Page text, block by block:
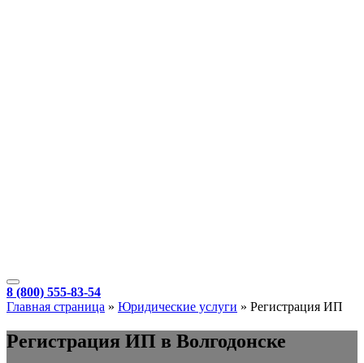
8 (800) 555-83-54
Главная страница » Юридические услуги » Регистрация ИП
Регистрация ИП в Волгодонске